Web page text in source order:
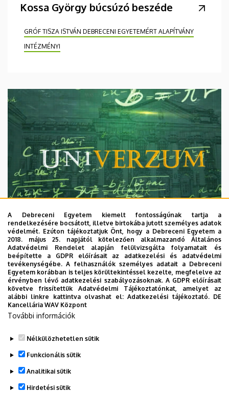
Kossa György búcsúzó beszéde
GRÓF TISZA ISTVÁN DEBRECENI EGYETEMÉRT ALAPÍTVÁNY
INTÉZMÉNYI
2026. augusztus 7.
Univerzum: A Debreceni Egyetem
titkos receptjei
KUTATÁS TUDOMÁNY
A Debreceni Egyetem kiemelt fontosságúnak tartja a
rendelkezésére bocsátott, illetve birtokába jutott személyes adatok
védelmét. Ezúton tájékoztatjuk Önt, hogy a Debreceni Egyetem a
2018. május 25. napjától kötelezően alkalmazandó Általános
Adatvédelmi Rendelet alapján felülvizsgálta folyamatait és
beépítette a GDPR előírásait az adatkezelési és adatvédelmi
tevékenységébe. A felhasználók személyes adatait a Debreceni
Egyetem korábban is teljes körültekintéssel kezelte, megfelelve az
érvényben lévő adatkezelési szabályozásoknak. A GDPR előírásait
követve frissítettük Adatvédelmi Tájékoztatónkat, amelyet az
alábbi linkre kattintva olvashat el:Adatkezelési tájékoztató. DE
Kancellária WAV Központ
További információk
Nélkülözhetetlen sütik
Funkcionális sütik
Analitikai sütik
Hirdetési sütik